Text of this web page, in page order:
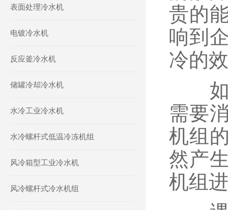
表面处理冷水机
电镀冷水机
反应釜冷水机
储罐冷却冷水机
水冷工业冷水机
水冷螺杆式低温冷冻机组
风冷箱型工业冷水机
风冷螺杆式冷水机组
贵的
响到
冷的
如
需要
机组
然产
机组